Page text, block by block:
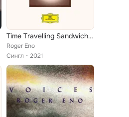
Time Travelling Sandwich (Für Elise)
Roger Eno
Сингл
2021